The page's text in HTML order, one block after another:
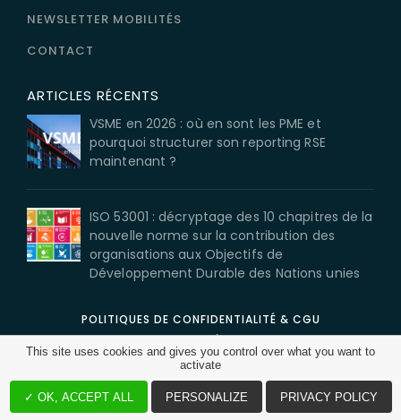
NEWSLETTER MOBILITÉS
CONTACT
ARTICLES RÉCENTS
VSME en 2026 : où en sont les PME et
pourquoi structurer son reporting RSE
maintenant ?
ISO 53001 : décryptage des 10 chapitres de la
nouvelle norme sur la contribution des
organisations aux Objectifs de
Développement Durable des Nations unies
©2026 BL évolution. Tous droits réservés.
POLITIQUES DE CONFIDENTIALITÉ & CGU
MENTIONS LÉGALES
CGV
This site uses cookies and gives you control over what you want to
activate
✓ OK, ACCEPT ALL PERSONALIZE PRIVACY POLICY